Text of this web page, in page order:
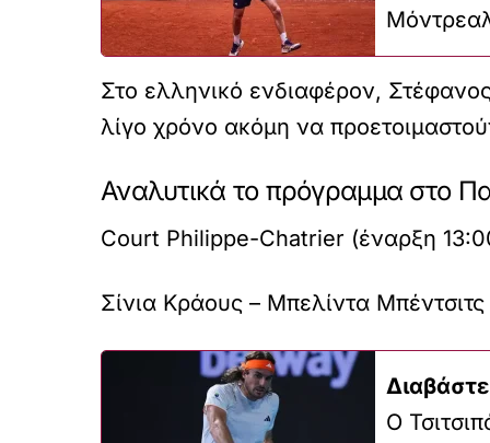
Στο ελληνικό ενδιαφέρον,
λίγο χρόνο ακόμη να
Αναλυτικά το πρόγραμμα στο
Court Philippe-Chatrier (έναρξη
Σίνια Κράους – Μπελίντα Μπέντσιτς
Ο